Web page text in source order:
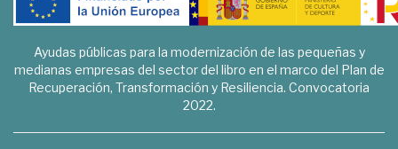
Ayudas públicas para la modernización de las pequeñas y
medianas empresas del sector del libro en el marco del Plan de
Recuperación, Transformación y Resiliencia. Convocatoria
2022.